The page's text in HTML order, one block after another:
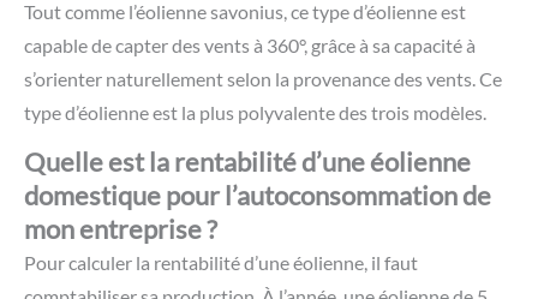
Tout comme l’éolienne savonius, ce type d’éolienne est
capable de capter des vents à 360°, grâce à sa capacité à
s’orienter naturellement selon la provenance des vents. Ce
type d’éolienne est la plus polyvalente des trois modèles.
Quelle est la rentabilité d’une éolienne
domestique pour l’autoconsommation de
mon entreprise ?
Pour calculer la rentabilité d’une éolienne, il faut